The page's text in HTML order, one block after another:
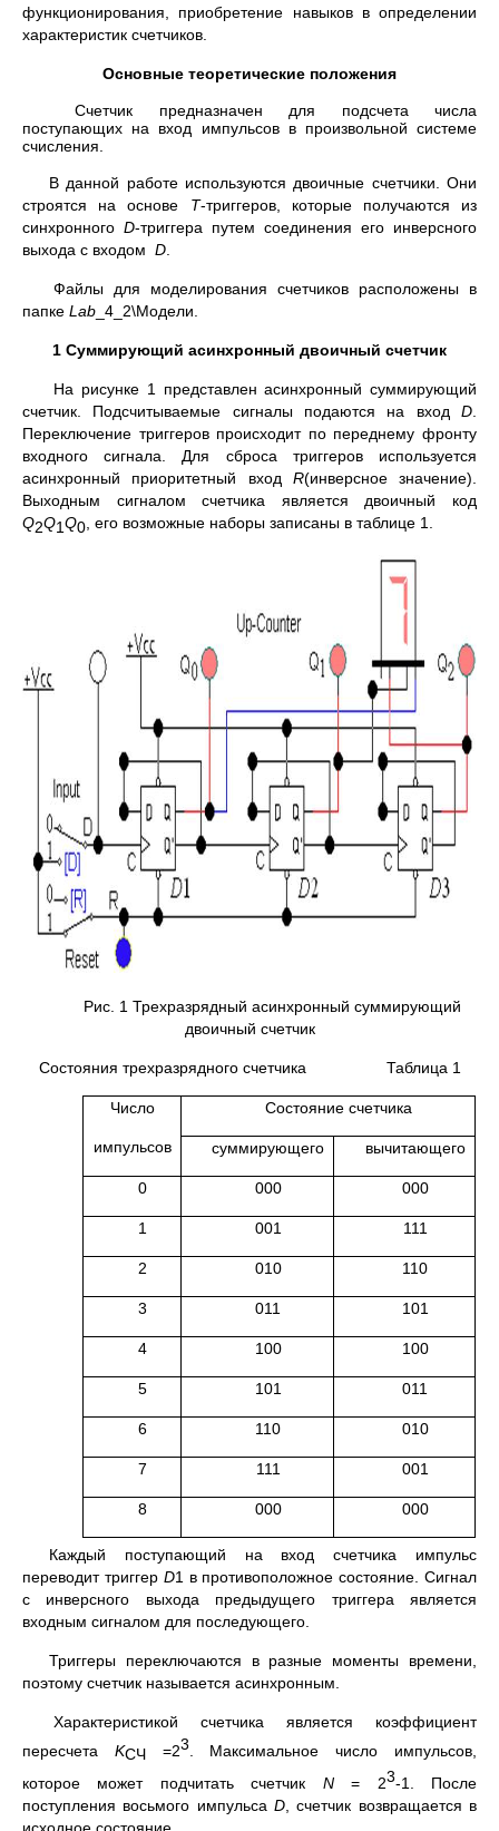
функционирования, приобретение навыков в определении
характеристик счетчиков.
Основные теоретические положения
Счетчик предназначен для подсчета числа
поступающих на вход импульсов в произвольной системе
счисления.
В данной работе используются двоичные счетчики. Они
строятся на основе Т-триггеров, которые получаются из
синхронного D-триггера путем соединения его инверсного
выхода с входом D
Файлы для моделирования счетчиков расположены в
папке Lab _4_2\Модели.
1 Суммирующий асинхронный двоичный счетчик
На рисунке 1 представлен асинхронный суммирующий
счетчик. Подсчитываемые сигналы подаются на вход D
Переключение триггеров происходит по переднему фронту
входного сигнала. Для сброса триггеров используется
асинхронный приоритетный вход R(инверсное значение).
Выходным сигналом счетчика является двоичный код
Q2Q1Q0 , его возможные наборы записаны в таблице 1.
Рис. 1 Трехразрядный асинхронный суммирующий
двоичный счетчик
Состояния трехразрядного счетчика Таблица 1
Число
импульсов
Состояние счетчика
суммирующего вычитающего
0 000 000
1 001 111
2 010 110
3 011 101
4 100 100
5 101 011
6 110 010
7 111 001
8 000 000
Каждый поступающий на вход счетчика импульс
переводит триггер D1 в противоположное состояние. Сигнал
с инверсного выхода предыдущего триггера является
входным сигналом для последующего.
Триггеры переключаются в разные моменты времени,
поэтому счетчик называется асинхронным.
Характеристикой счетчика является коэффициент
пересчета KСЧ=23 . Максимальное число импульсов,
которое может подчитать счетчик N= 23-1. После
поступления восьмого импульса D , счетчик возвращается в